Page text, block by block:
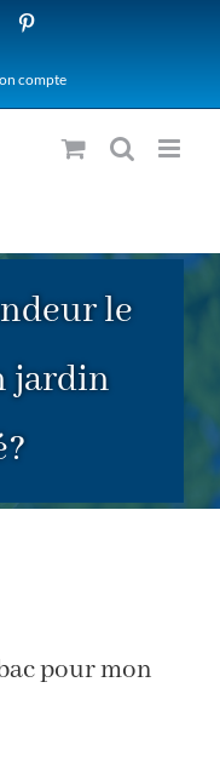
compte
le
jardin
pour mon